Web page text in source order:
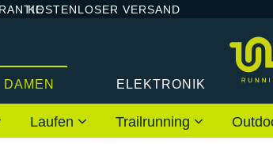
KOSTENLOSER VERSAND
DAMEN ELEKTRONIK
Laufen Trailrunning